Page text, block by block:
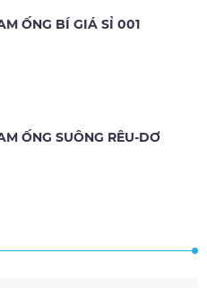
ỐNG BÍ GIÁ SỈ 001
ỐNG SUÔNG RÊU-DƠ